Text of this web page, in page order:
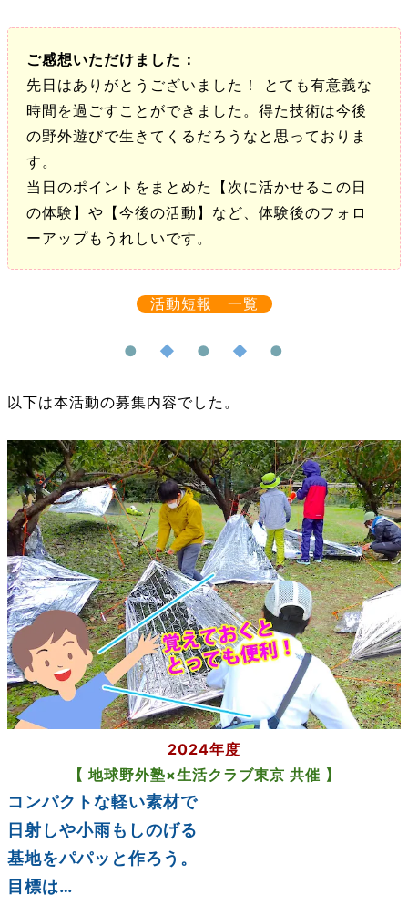
ご感想いただけました：
先日はありがとうございました！ とても有意義な
時間を過ごすことができました。得た技術は今後
の野外遊びで生きてくるだろうなと思っておりま
す。
当日のポイントをまとめた【次に活かせるこの日
の体験】や【今後の活動】など、体験後のフォロ
ーアップもうれしいです。
活動短報 一覧
● ◆ ● ◆ ●
以下は本活動の募集内容でした。
2024年度
【 地球野外塾×生活クラブ東京 共催 】
コンパクトな軽い素材で
日射しや小雨もしのげる
基地をパパッと作ろう。
目標は…